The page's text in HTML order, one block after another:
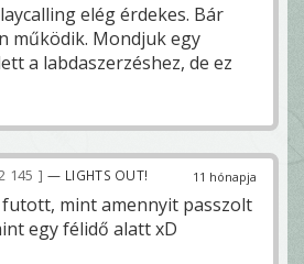
elég érdekes. Bár
működik. Mondjuk egy
a labdaszerzéshez, de ez
11 hónapja
145 — LIGHTS OUT!
mint amennyit passzolt
egy félidő alatt xD